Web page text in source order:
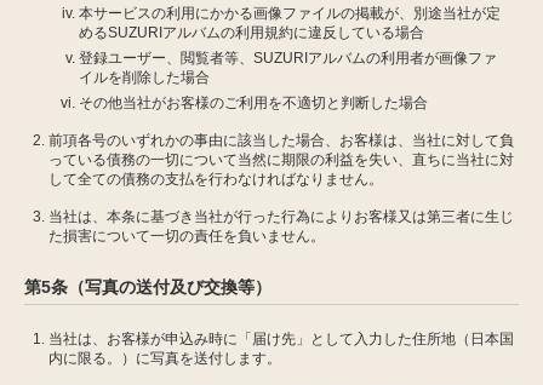
本サービスの利用にかかる画像ファイルの掲載が、別途当社が定
めるSUZURIアルバムの利用規約に違反している場合
登録ユーザー、閲覧者等、SUZURIアルバムの利用者が画像ファ
イルを削除した場合
その他当社がお客様のご利用を不適切と判断した場合
前項各号のいずれかの事由に該当した場合、お客様は、当社に対して負
っている債務の一切について当然に期限の利益を失い、直ちに当社に対
して全ての債務の支払を行わなければなりません。
当社は、本条に基づき当社が行った行為によりお客様又は第三者に生じ
た損害について一切の責任を負いません。
第5条（写真の送付及び交換等）
当社は、お客様が申込み時に「届け先」として入力した住所地（日本国
内に限る。）に写真を送付します。